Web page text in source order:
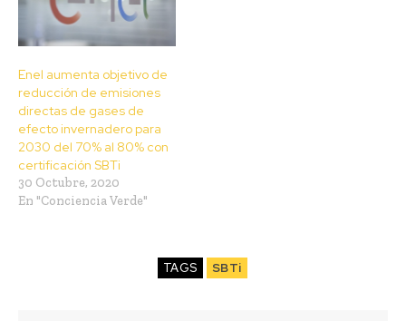
Enel aumenta objetivo de
reducción de emisiones
directas de gases de
efecto invernadero para
2030 del 70% al 80% con
certificación SBTi
30 Octubre, 2020
En "Conciencia Verde"
TAGS SBTi